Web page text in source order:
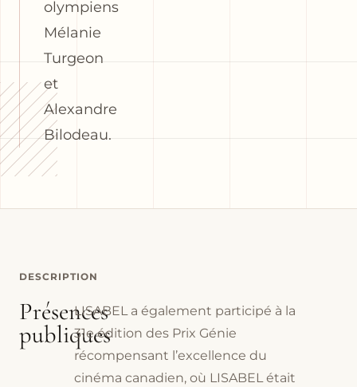
olympiens
Mélanie
Turgeon
et
Alexandre
Bilodeau.
DESCRIPTION
Présences
publiques
LISABEL a également participé à la
31e édition des Prix Génie
récompensant l’excellence du
cinéma canadien, où LISABEL était